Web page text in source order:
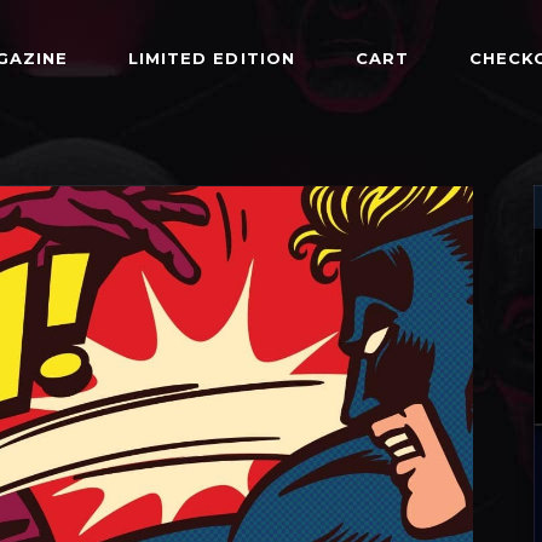
LIMITED EDITION CART